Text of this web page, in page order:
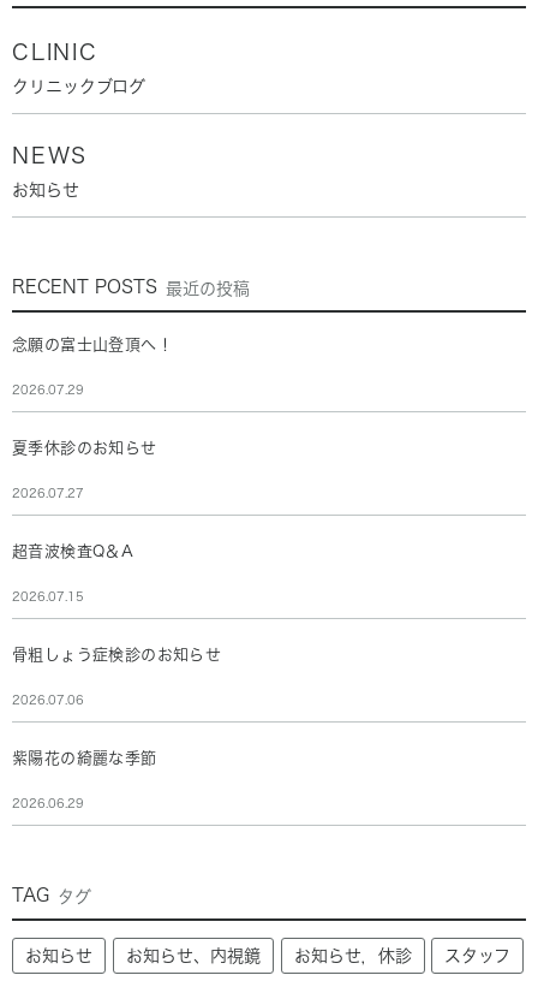
CLINIC
クリニックブログ
NEWS
お知らせ
RECENT POSTS 最近の投稿
念願の富士山登頂へ！
2026.07.29
夏季休診のお知らせ
2026.07.27
超音波検査Q＆A
2026.07.15
骨粗しょう症検診のお知らせ
2026.07.06
紫陽花の綺麗な季節
2026.06.29
TAG タグ
お知らせ お知らせ、内視鏡 お知らせ，休診 スタッフ